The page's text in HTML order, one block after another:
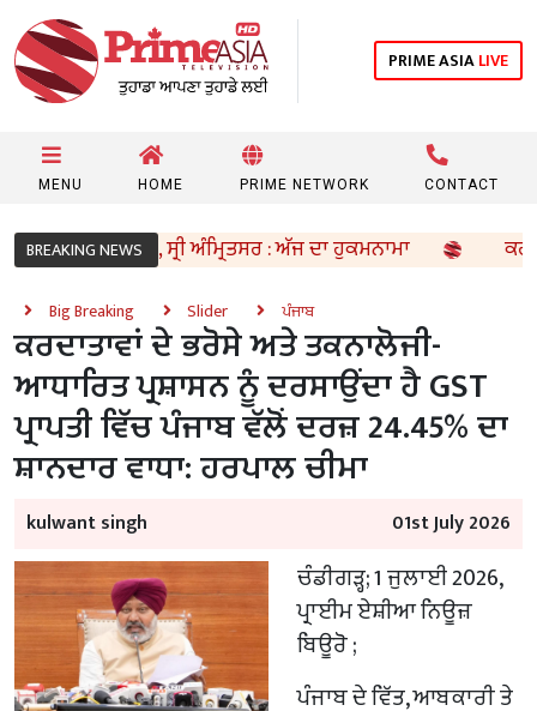
PRIME ASIALIVE
MENU HOME PRIME NETWORK CONTACT
BREAKING NEWS
ਸਾਹਿਬ, ਸ੍ਰੀ ਅੰਮ੍ਰਿਤਸਰ : ਅੱਜ ਦਾ ਹੁਕਮਨਾਮਾ
Big Breaking Slider ਪੰਜਾਬ
ਕਰਦਾਤਾਵਾਂ ਦੇ ਭਰੋਸੇ ਅਤੇ ਤਕਨਾਲੋਜੀ-
ਆਧਾਰਿਤ ਪ੍ਰਸ਼ਾਸਨ ਨੂੰ ਦਰਸਾਉਂਦਾ ਹੈ GST
ਪ੍ਰਾਪਤੀ ਵਿੱਚ ਪੰਜਾਬ ਵੱਲੋਂ ਦਰਜ਼ 24.45% ਦਾ
ਸ਼ਾਨਦਾਰ ਵਾਧਾ: ਹਰਪਾਲ ਚੀਮਾ
kulwant singh 01st July 2026
ਚੰਡੀਗੜ੍ਹ; 1 ਜੁਲਾਈ 2026,
ਪ੍ਰਾਈਮ ਏਸ਼ੀਆ ਨਿਊਜ਼
ਬਿਊਰੋ ;
ਪੰਜਾਬ ਦੇ ਵਿੱਤ, ਆਬਕਾਰੀ ਤੇ